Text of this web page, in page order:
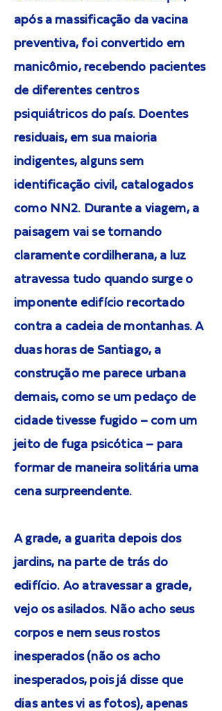
após a massificação da vacina
preventiva, foi convertido em
manicômio, recebendo pacientes
de diferentes centros
psiquiátricos do país. Doentes
residuais, em sua maioria
indigentes, alguns sem
identificação civil, catalogados
como NN2. Durante a viagem, a
paisagem vai se tornando
claramente cordilherana, a luz
atravessa tudo quando surge o
imponente edifício recortado
contra a cadeia de montanhas. A
duas horas de Santiago, a
construção me parece urbana
demais, como se um pedaço de
cidade tivesse fugido – com um
jeito de fuga psicótica – para
formar de maneira solitária uma
cena surpreendente.
A grade, a guarita depois dos
jardins, na parte de trás do
edifício. Ao atravessar a grade,
vejo os asilados. Não acho seus
corpos e nem seus rostos
inesperados (não os acho
inesperados, pois já disse que
dias antes vi as fotos), apenas